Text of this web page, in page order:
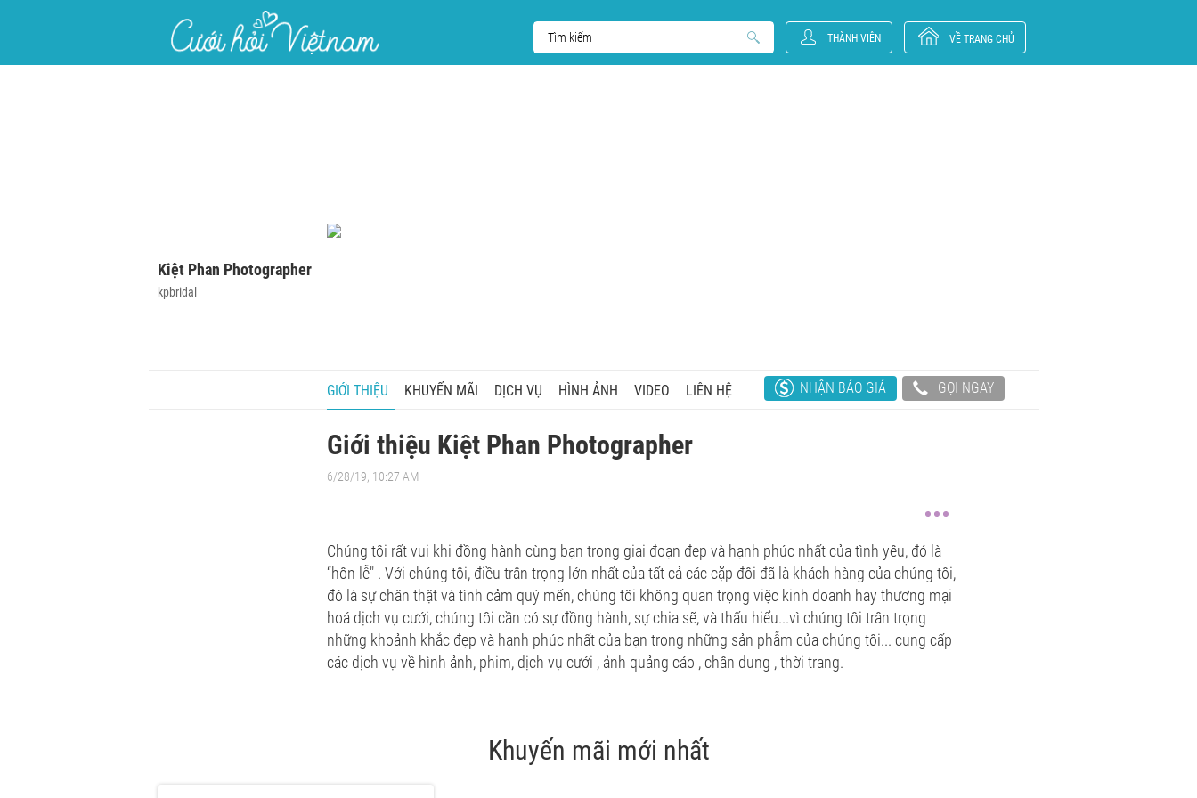
THÀNH VIÊN VỀ TRANG CHỦ
Kiệt Phan Photographer
kpbridal
GIỚI THIỆU KHUYẾN MÃI DỊCH VỤ HÌNH ẢNH VIDEO LIÊN HỆ NHẬN BÁO GIÁ GỌI NGAY
Giới thiệu Kiệt Phan Photographer
6/28/19, 10:27 AM
Chúng tôi rất vui khi đồng hành cùng bạn trong giai đoạn đẹp và hạnh phúc nhất của tình yêu, đó là
“hôn lễ" . Với chúng tôi, điều trân trọng lớn nhất của tất cả các cặp đôi đã là khách hàng của chúng tôi,
đó là sự chân thật và tình cảm quý mến, chúng tôi không quan trọng việc kinh doanh hay thương mại
hoá dịch vụ cưới, chúng tôi cần có sự đồng hành, sự chia sẽ, và thấu hiểu...vì chúng tôi trân trọng
những khoảnh khắc đẹp và hạnh phúc nhất của bạn trong những sản phẫm của chúng tôi... cung cấp
các dịch vụ về hình ảnh, phim, dịch vụ cưới , ảnh quảng cáo , chân dung , thời trang.
Khuyến mãi mới nhất